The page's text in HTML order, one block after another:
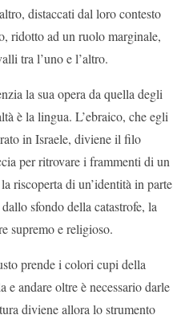
distaccati dal loro contesto
ridotto ad un ruolo marginale,
tra l’uno e l’altro.
la sua opera da quella degli
è la lingua. L’ebraico, che egli
in Israele, diviene il filo
per ritrovare i frammenti di un
riscoperta di un’identità in parte
sfondo della catastrofe, la
supremo e religioso.
prende i colori cupi della
e andare oltre è necessario darle
diviene allora lo strumento